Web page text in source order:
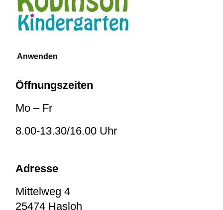
Öffnungszeiten
Mo – Fr
8.00-13.30/16.00 Uhr
Adresse
Mittelweg 4
25474 Hasloh